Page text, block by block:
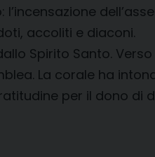
accoliti e diaconi.
Spirito Santo. Verso
La corale ha
per il dono di